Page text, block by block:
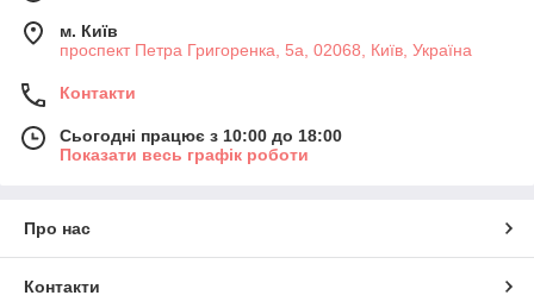
м. Київ
проспект Петра Григоренка, 5а, 02068, Київ, Україна
Контакти
Сьогодні працює з 10:00 до 18:00
Показати весь графік роботи
Про нас
Контакти